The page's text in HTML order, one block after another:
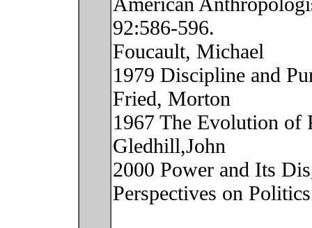
92:586-596.
Foucault, Michael
1979 Discipline and
Fried, Morton
1967 The Evolution of
Gledhill,John
2000 Power and Its
Perspectives on